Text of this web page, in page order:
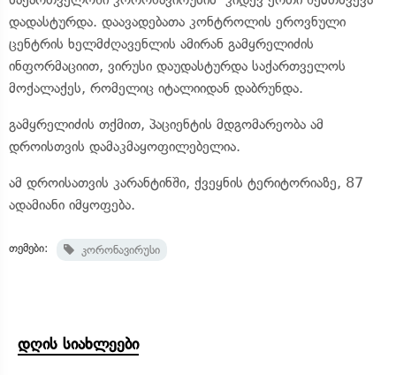
დადასტურდა. დაავადებათა კონტროლის ეროვნული
ცენტრის ხელმძღავენლის ამირან გამყრელიძის
ინფორმაციით, ვირუსი დაუდასტურდა საქართველოს
მოქალაქეს, რომელიც იტალიიდან დაბრუნდა.
გამყრელიძის თქმით, პაციენტის მდგომარეობა ამ
დროისთვის დამაკმაყოფილებელია.
ამ დროისათვის კარანტინში, ქვეყნის ტერიტორიაზე, 87
ადამიანი იმყოფება.
თემები: კორონავირუსი
დღის სიახლეები